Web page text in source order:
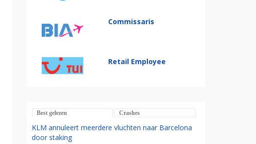
Commissaris
Retail Employee
Best gelezen Crashes
KLM annuleert meerdere vluchten naar Barcelona
door staking